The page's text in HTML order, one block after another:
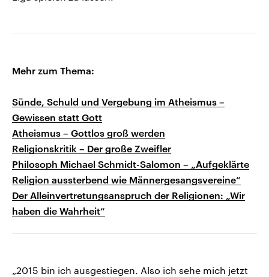
Mehr zum Thema:
Sünde, Schuld und Vergebung im Atheismus –
Gewissen statt Gott
Atheismus – Gottlos groß werden
Religionskritik – Der große Zweifler
Philosoph Michael Schmidt-Salomon – „Aufgeklärte
Religion aussterbend wie Männergesangsvereine“
Der Alleinvertretungsanspruch der Religionen: „Wir
haben die Wahrheit“
„2015 bin ich ausgestiegen. Also ich sehe mich jetzt